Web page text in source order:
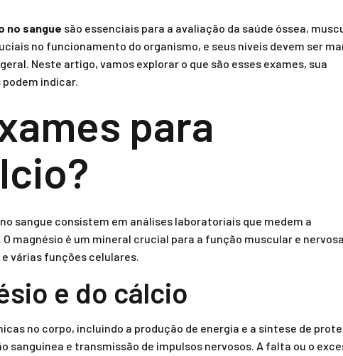
no sangue são essenciais para a avaliação da saúde óssea,
no funcionamento do organismo, e seus níveis devem ser
Neste artigo, vamos explorar o que são esses exames, sua
indicar.
para
sangue consistem em análises laboratoriais que medem a
magnésio é um mineral crucial para a função muscular e
várias funções celulares.
e do cálcio
no corpo, incluindo a produção de energia e a síntese de
e transmissão de impulsos nervosos. A falta ou o